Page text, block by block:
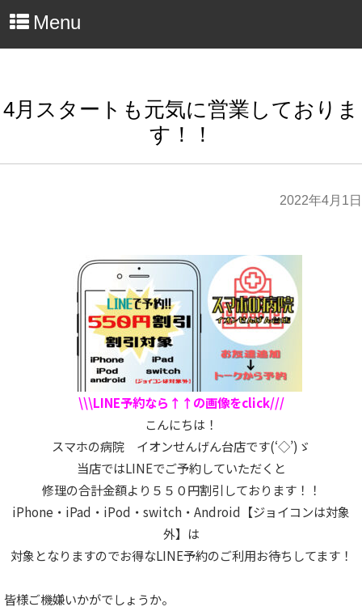
Menu
4月スタートも元気に営業しておりま
す！！
2022年4月1日
\\\LINE予約なら↑↑の画像をclick///
こんにちは！
スマホの病院 イオンせんげん台店です(‘◇’)ゞ
当店ではLINEでご予約していただくと
修理の合計金額より５５０円割引しております！！
iPhone・iPad・iPod・switch・Android【ジョイコンは対象
外】は
対象となりますのでお得なLINE予約のご利用お待ちしてます！
皆様ご機嫌いかがでしょうか。